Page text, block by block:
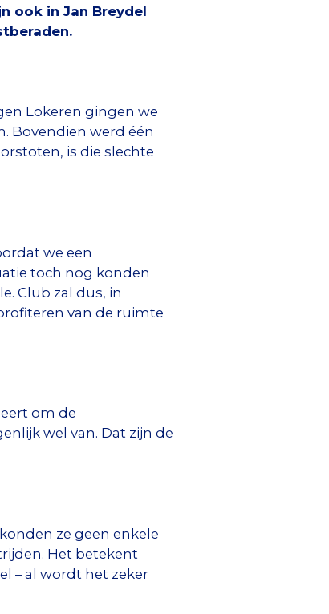
ook in Jan Breydel
Lokeren gingen we
Bovendien werd één
is die slechte
we een
toch nog konden
Club zal dus, in
van de ruimte
om de
wel van. Dat zijn de
ze geen enkele
Het betekent
– al wordt het zeker